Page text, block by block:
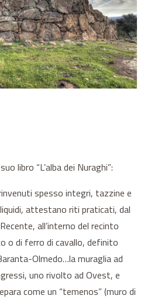
libro “L’alba dei Nuraghi”:
spesso integri, tazzine e
attestano riti praticati, dal
all’interno del recinto
o di ferro di cavallo, definito
Olmedo…la muraglia ad
uno rivolto ad Ovest, e
come un “temenos” (muro di